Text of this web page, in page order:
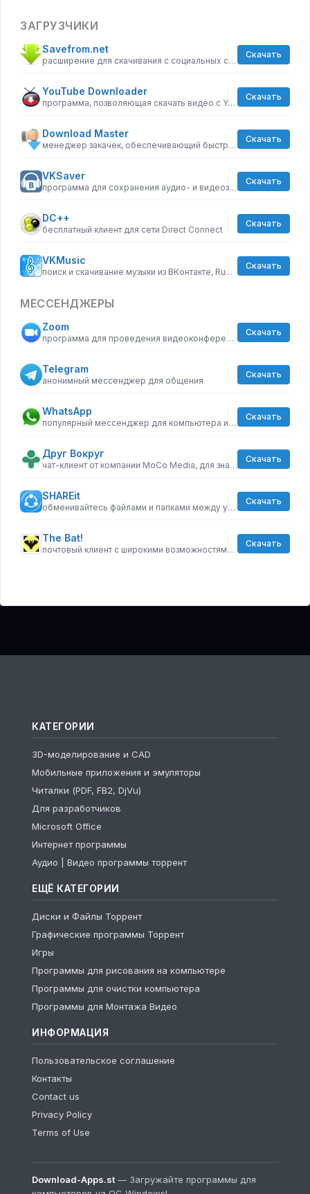
ЗАГРУЗЧИКИ
Savefrom.net
расширение для скачивания с социальных сетей
Скачать
YouTube Downloader
программа, позволяющая скачать видео с YouTube бесплатно
Скачать
Download Master
менеджер закачек, обеспечивающий быструю загрузку
Скачать
VKSaver
программа для сохранения аудио- и видеозаписей из ВКонтакте
Скачать
DC++
бесплатный клиент для сети Direct Connect
Скачать
VKMusic
поиск и скачивание музыки из ВКонтакте, RuTube и YouTube
Скачать
МЕССЕНДЖЕРЫ
Zoom
программа для проведения видеоконференций любой сложности
Скачать
Telegram
анонимный мессенджер для общения
Скачать
WhatsApp
популярный мессенджер для компьютера и телефона
Скачать
Друг Вокруг
чат-клиент от компании MoCo Media, для знакомств
Скачать
SHAREit
обменивайтесь файлами и папками между устройствами, по Wi-Fi
Скачать
The Bat!
почтовый клиент с широкими возможностями автоматизации действий
Скачать
КАТЕГОРИИ
3D-моделирование и CAD
Мобильные приложения и эмуляторы
Читалки (PDF, FB2, DjVu)
Для разработчиков
Microsoft Office
Интернет программы
Аудио | Видео программы торрент
ЕЩЁ КАТЕГОРИИ
Диски и Файлы Торрент
Графические программы Торрент
Игры
Программы для рисования на компьютере
Программы для очистки компьютера
Программы для Монтажа Видео
ИНФОРМАЦИЯ
Пользовательское соглашение
Контакты
Contact us
Privacy Policy
Terms of Use
Download-Apps.st — Загружайте программы для